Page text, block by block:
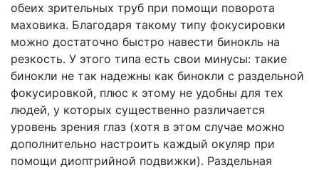
обеих зрительных труб при помощи поворота
маховика. Благодаря такому типу фокусировки
можно достаточно быстро навести бинокль на
резкость. У этого типа есть свои минусы: такие
бинокли не так надежны как бинокли с раздельной
фокусировкой, плюс к этому не удобны для тех
людей, у которых существенно различается
уровень зрения глаз (хотя в этом случае можно
дополнительно настроить каждый окуляр при
помощи диоптрийной подвижки). Раздельная